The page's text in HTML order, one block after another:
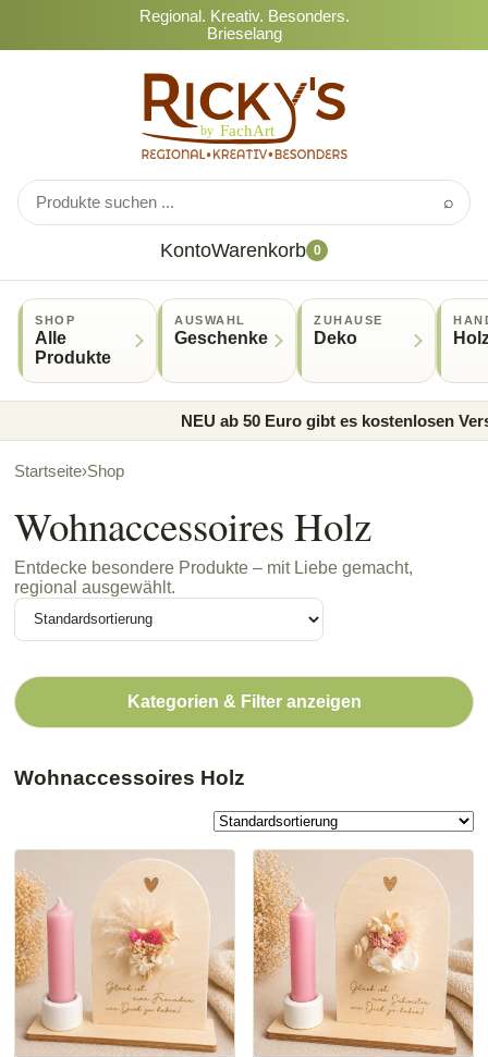
Regional. Kreativ. Besonders.
Brieselang
⌕
KontoWarenkorb 0
SHOP
Alle
Produkte
AUSWAHL
Geschenke
ZUHAUSE
Deko
NEU ab 50 Euro gibt es kostenlosen
Startseite›Shop
Wohnaccessoires Holz
Entdecke besondere Produkte – mit Liebe gemacht,
regional ausgewählt.
Kategorien & Filter anzeigen
Wohnaccessoires Holz